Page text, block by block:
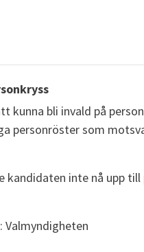
kunna bli invald på
personröster som
kandidaten inte nå upp
Valmyndigheten